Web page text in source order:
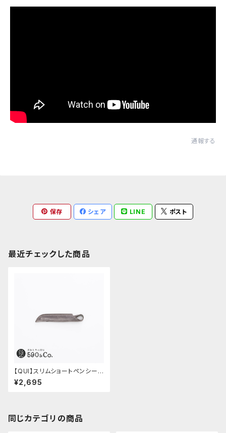
通報する
保存 シェア LINE ポスト
最近チェックした商品
【QUI】スリムショートペンシー
ス・クードゥー (グレー)
¥2,695
同じカテゴリの商品